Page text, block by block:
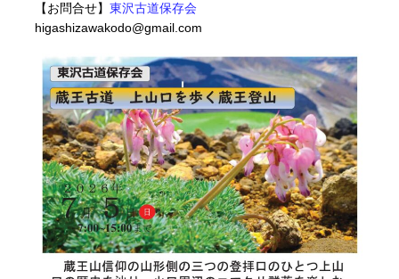
【お問合せ】 東沢古道保存会
higashizawakodo@gmail.com